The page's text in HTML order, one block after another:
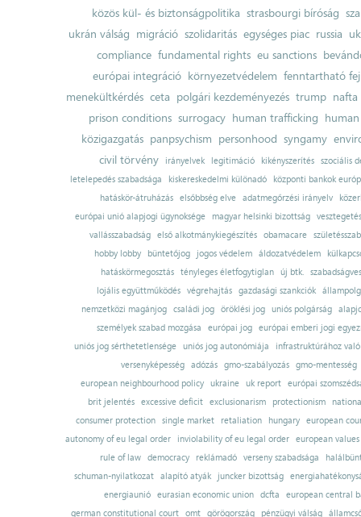
közös kül- és biztonságpolitika strasbourgi bíróság
ukrán válság migráció szolidaritás egységes piac russia
compliance fundamental rights eu sanctions
európai integráció környezetvédelem fenntartható
menekültkérdés ceta polgári kezdeményezés trump nafta
prison conditions surrogacy human trafficking
közigazgatás panpsychism personhood syngamy
civil törvény
irányelvek legitimáció kikényszerítés szociális
letelepedés szabadsága
kiskereskedelmi különadó
központi bankok
hatáskör-átruházás
elsőbbség elve adatmegőrzési irányelv
európai unió alapjogi ügynoksége
magyar helsinki bizottság
vesztegetés
vallásszabadság
első alkotmánykiegészítés obamacare
hobby lobby
büntetőjog jogos védelem áldozatvédelem
hatáskörmegosztás tényleges életfogytiglan új btk.
lojális együttműködés
végrehajtás gazdasági szankciók
nemzetközi magánjog
családi jog öröklési jog uniós polgárság
személyek szabad mozgása
európai jog európai emberi jogi
uniós jog sérthetetlensége uniós jog autonómiája
infrastruktúrához
versenyképesség adózás gmo-szabályozás gmo-mentesség
european neighbourhood policy
ukraine uk report
európai
brit jelentés excessive deficit exclusionarism protectionism
consumer protection
single market retaliation hungary
european
autonomy of eu legal order
inviolability of eu legal order
european values
rule of law
democracy reklámadó verseny szabadsága
schuman-nyilatkozat alapító atyák juncker bizottság
energiaunió eurasian economic union dcfta
european central
german constitutional court
omt görögország pénzügyi válság